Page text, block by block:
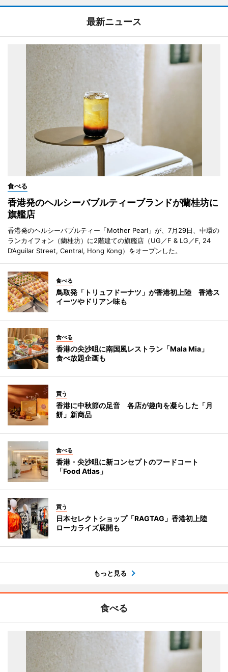
最新ニュース
食べる
香港発のヘルシーバブルティーブランドが蘭桂坊に
旗艦店
香港発のヘルシーバブルティー「Mother Pearl」が、7月29日、中環の
ランカイフォン（蘭桂坊）に2階建ての旗艦店（UG／F & LG／F, 24
D’Aguilar Street, Central, Hong Kong）をオープンした。
食べる
鳥取発「トリュフドーナツ」が香港初上陸 香港ス
イーツやドリアン味も
食べる
香港の尖沙咀に南国風レストラン「Mala Mia」
食べ放題企画も
買う
香港に中秋節の足音 各店が趣向を凝らした「月
餅」新商品
食べる
香港・尖沙咀に新コンセプトのフードコート
「Food Atlas」
買う
日本セレクトショップ「RAGTAG」香港初上陸
ローカライズ展開も
もっと見る
食べる